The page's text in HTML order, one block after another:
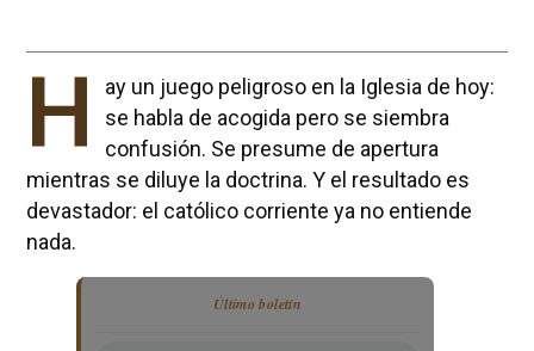
H
ay un juego peligroso en la Iglesia de hoy:
se habla de acogida pero se siembra
confusión. Se presume de apertura
mientras se diluye la doctrina. Y el resultado es
devastador: el católico corriente ya no entiende
nada.
Último boletín